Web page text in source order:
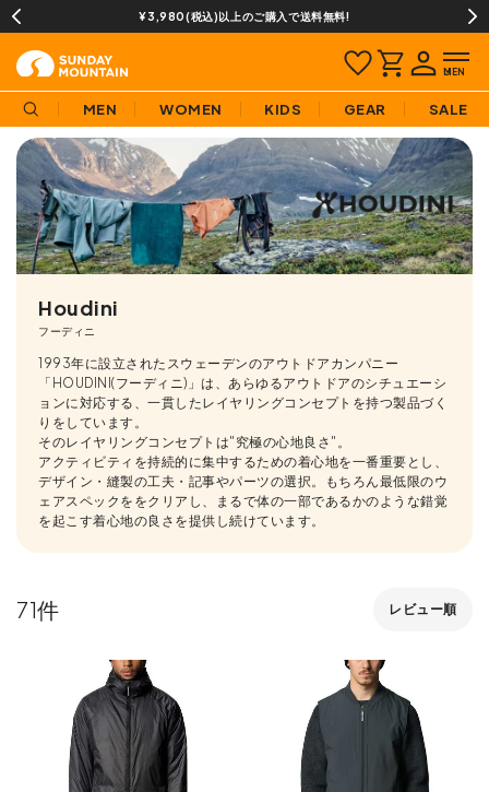
¥3,980(税込)以上のご購入で送料無料!
MEN WOMEN KIDS GEAR SALE
Houdini
フーディニ
1993年に設立されたスウェーデンのアウトドアカンパニー
「HOUDINI(フーディニ)」は、あらゆるアウトドアのシチュエーシ
ョンに対応する、一貫したレイヤリングコンセプトを持つ製品づく
りをしています。
そのレイヤリングコンセプトは"究極の心地良さ"。
アクティビティを持続的に集中するための着心地を一番重要とし、
デザイン・縫製の工夫・記事やパーツの選択。もちろん最低限のウ
ェアスペックををクリアし、まるで体の一部であるかのような錯覚
を起こす着心地の良さを提供し続けています。
レビュー順
71